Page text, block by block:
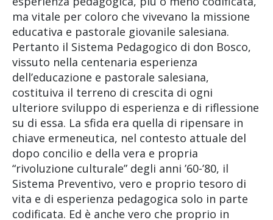
ma vitale per coloro che vivevano la missione
educativa e pastorale giovanile salesiana.
Pertanto il Sistema Pedagogico di don Bosco,
vissuto nella centenaria esperienza
dell’educazione e pastorale salesiana,
costituiva il terreno di crescita di ogni
ulteriore sviluppo di esperienza e di riflessione
su di essa. La sfida era quella di ripensare in
chiave ermeneutica, nel contesto attuale del
dopo concilio e della vera e propria
“rivoluzione culturale” degli anni ’60-’80, il
Sistema Preventivo, vero e proprio tesoro di
vita e di esperienza pedagogica solo in parte
codificata. Ed è anche vero che proprio in